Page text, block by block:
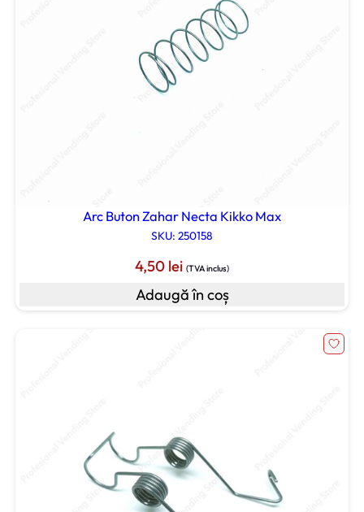
Arc Buton Zahar Necta Kikko Max
SKU: 250158
4,50 lei (TVA inclus)
Adaugă în coș